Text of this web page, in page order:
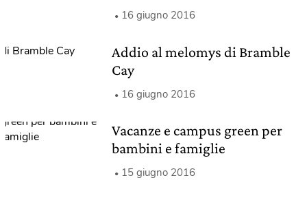
16 giugno 2016
Addio al melomys di Bramble
Cay
16 giugno 2016
Vacanze e campus green per
bambini e famiglie
15 giugno 2016